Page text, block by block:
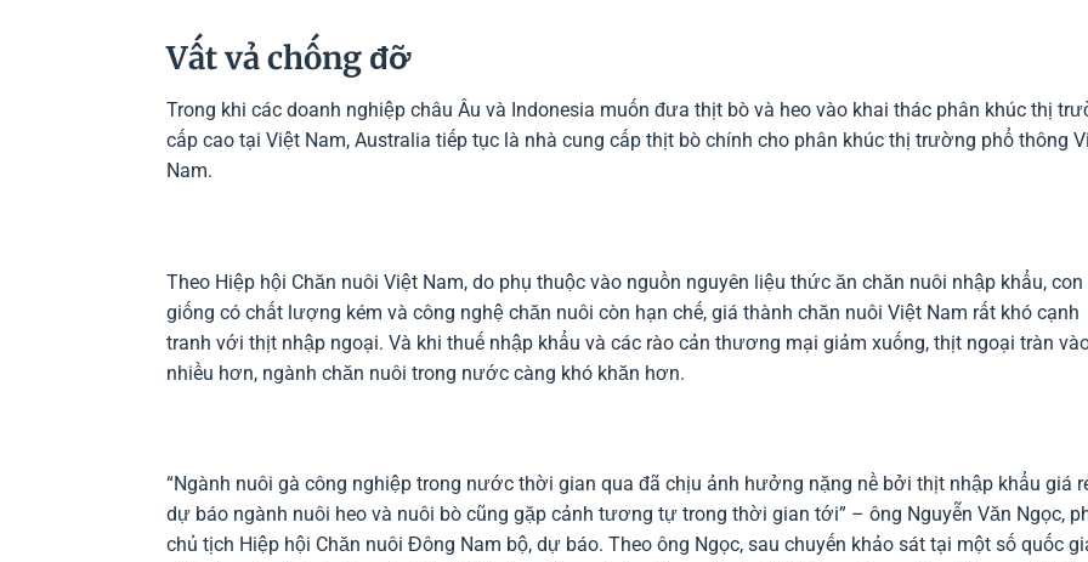
Vất vả chống đỡ
Trong khi các doanh nghiệp châu Âu và Indonesia muốn đưa thịt bò và heo vào khai thác phân khúc thị
cấp cao tại Việt Nam, Australia tiếp tục là nhà cung cấp thịt bò chính cho phân khúc thị trường phổ thông
Nam.
Theo Hiệp hội Chăn nuôi Việt Nam, do phụ thuộc vào nguồn nguyên liệu thức ăn chăn nuôi nhập khẩu, con
giống có chất lượng kém và công nghệ chăn nuôi còn hạn chế, giá thành chăn nuôi Việt Nam rất khó cạnh
tranh với thịt nhập ngoại. Và khi thuế nhập khẩu và các rào cản thương mại giảm xuống, thịt ngoại tràn
nhiều hơn, ngành chăn nuôi trong nước càng khó khăn hơn.
“Ngành nuôi gà công nghiệp trong nước thời gian qua đã chịu ảnh hưởng nặng nề bởi thịt nhập khẩu giá
dự báo ngành nuôi heo và nuôi bò cũng gặp cảnh tương tự trong thời gian tới” – ông Nguyễn Văn Ngọc,
chủ tịch Hiệp hội Chăn nuôi Đông Nam bộ, dự báo. Theo ông Ngọc, sau chuyến khảo sát tại một số quốc